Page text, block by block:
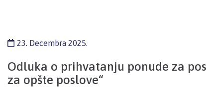
23. Decembra 2025.
Odluka o prihvatanju ponude za
za opšte poslove“